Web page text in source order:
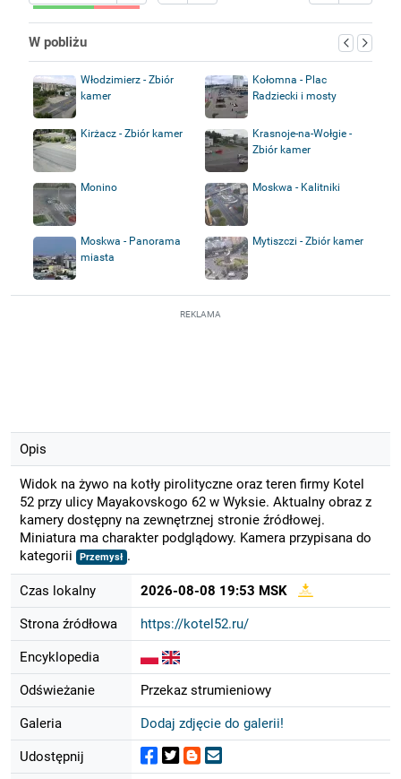
W pobliżu
Włodzimierz - Zbiór
kamer
Kołomna - Plac
Radziecki i mosty
Kirżacz - Zbiór kamer
Krasnoje-na-Wołgie -
Zbiór kamer
Monino Moskwa - Kalitniki
Moskwa - Panorama
miasta
Mytiszczi - Zbiór kamer
REKLAMA
Opis
Widok na żywo na kotły pirolityczne oraz teren firmy Kotel
52 przy ulicy Mayakovskogo 62 w Wyksie. Aktualny obraz z
kamery dostępny na zewnętrznej stronie źródłowej.
Miniatura ma charakter podglądowy. Kamera przypisana do
kategorii
Przemysł .
Czas lokalny 2026-08-08 19:53 MSK
Strona źródłowa https://kotel52.ru/
Encyklopedia
Odświeżanie Przekaz strumieniowy
Galeria Dodaj zdjęcie do galerii!
Udostępnij